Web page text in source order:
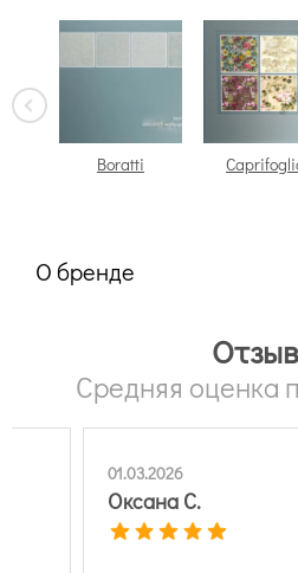
Boratti
О бренде
Средняя оценка
01.03.2026
Оксана С.